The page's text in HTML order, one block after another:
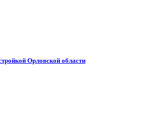
Орловской области